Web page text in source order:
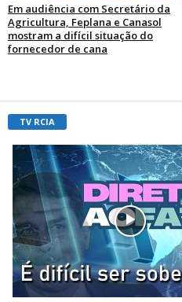
Em audiência com Secretário da
Agricultura, Feplana e Canasol
mostram a difícil situação do
fornecedor de cana
TV RCIA